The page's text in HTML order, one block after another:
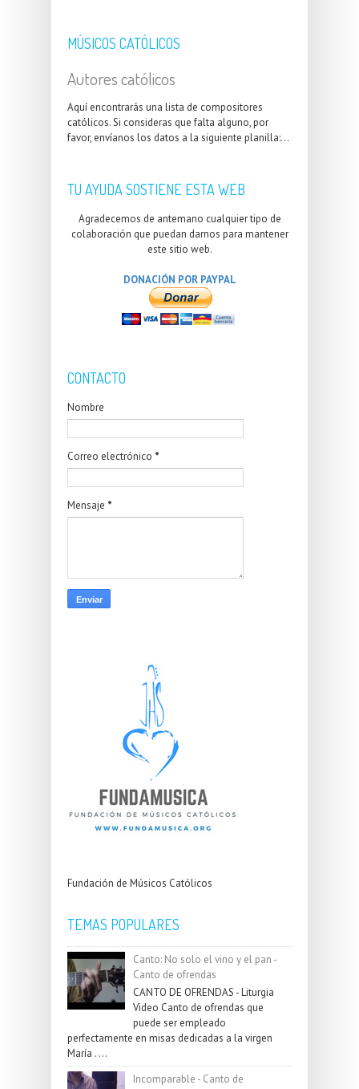
MÚSICOS CATÓLICOS
Autores católicos
Aquí encontrarás una lista de compositores
católicos. Si consideras que falta alguno, por
favor, envíanos los datos a la siguiente planilla:...
TU AYUDA SOSTIENE ESTA WEB
Agradecemos de antemano cualquier tipo de
colaboración que puedan darnos para mantener
este sitio web.
DONACIÓN POR PAYPAL
CONTACTO
Nombre
Correo electrónico *
Mensaje *
Fundación de Músicos Católicos
TEMAS POPULARES
Canto: No solo el vino y el pan -
Canto de ofrendas
CANTO DE OFRENDAS - Liturgia
Video Canto de ofrendas que
puede ser empleado
perfectamente en misas dedicadas a la virgen
María . ...
Incomparable - Canto de